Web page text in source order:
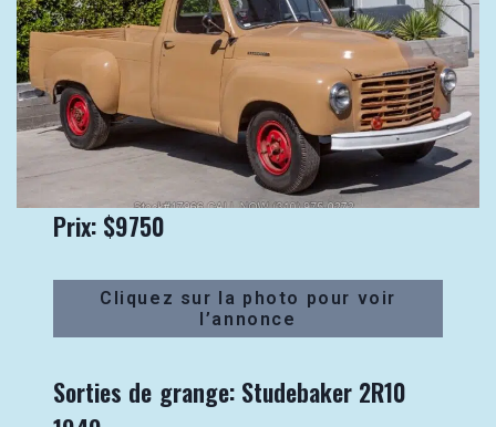
Prix: $9750
Cliquez sur la photo pour voir
l’annonce
Sorties de grange: Studebaker 2R10